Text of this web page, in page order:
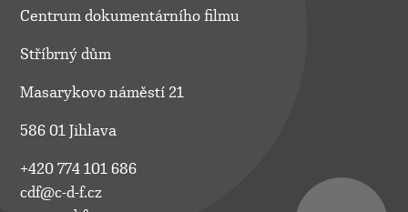
Centrum dokumentárního filmu
Stříbrný dům
Masarykovo náměstí 21
586 01 Jihlava
+420 774 101 686
cdf@c-d-f.cz